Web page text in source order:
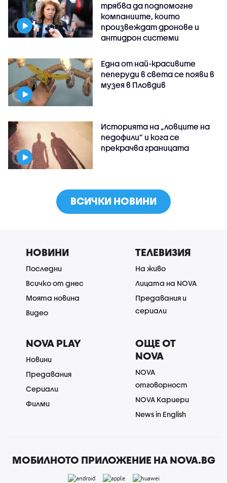
трябва да подпомогне
компаниите, които
произвеждат дронове и
антидрон системи
Една от най-красивите
пеперуди в света се появи в
музея в Пловдив
Историята на „ловците на
педофили” и кога се
прекрачва границата
ВСИЧКИ НОВИНИ
НОВИНИ
Последни
Всичко от днес
Моята новина
Видео
ТЕЛЕВИЗИЯ
На живо
Лицата на NOVA
Предавания и
сериали
NOVA PLAY
Новини
Предавания
Сериали
Филми
ОЩЕ ОТ
NOVA
NOVA
отговорност
NOVA Кариери
News in English
МОБИЛНОТО ПРИЛОЖЕНИЕ НА NOVA.BG